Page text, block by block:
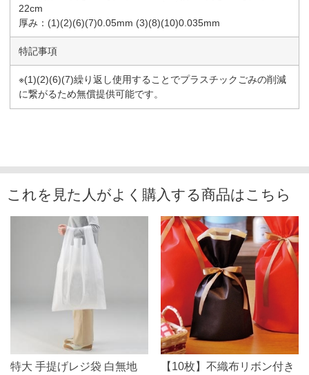
22cm
厚み：(1)(2)(6)(7)0.05mm (3)(8)(10)0.035mm
特記事項
※(1)(2)(6)(7)繰り返し使用することでプラスチックごみの削減
に繋がるため無償提供可能です。
これを見た人がよく購入する商品はこちら
特大 手提げレジ袋 白無地
【10枚】不織布リボン付き